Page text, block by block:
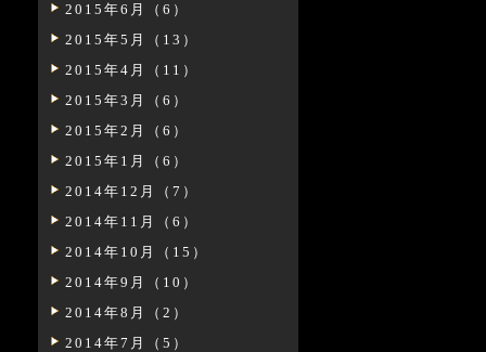
2015年6月（6）
2015年5月（13）
2015年4月（11）
2015年3月（6）
2015年2月（6）
2015年1月（6）
2014年12月（7）
2014年11月（6）
2014年10月（15）
2014年9月（10）
2014年8月（2）
2014年7月（5）